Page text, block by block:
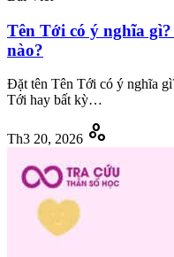
Tên Tới có ý nghĩa
nào?
Đặt tên Tên Tới có ý nghĩa
Tới hay bất kỳ…
Th3 20, 2026 scatter_plot